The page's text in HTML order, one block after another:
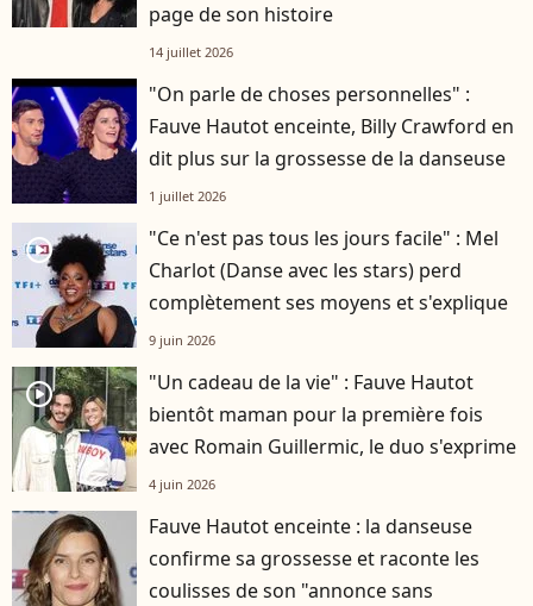
page de son histoire
14 juillet 2026
"On parle de choses personnelles" :
Fauve Hautot enceinte, Billy Crawford en
dit plus sur la grossesse de la danseuse
1 juillet 2026
player2
"Ce n'est pas tous les jours facile" : Mel
Charlot (Danse avec les stars) perd
complètement ses moyens et s'explique
9 juin 2026
player2
"Un cadeau de la vie" : Fauve Hautot
bientôt maman pour la première fois
avec Romain Guillermic, le duo s'exprime
4 juin 2026
Fauve Hautot enceinte : la danseuse
confirme sa grossesse et raconte les
coulisses de son "annonce sans